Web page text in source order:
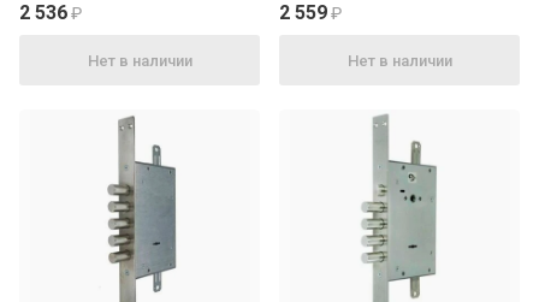
2 536₽
Нет в наличии
2 559₽
Нет в наличии